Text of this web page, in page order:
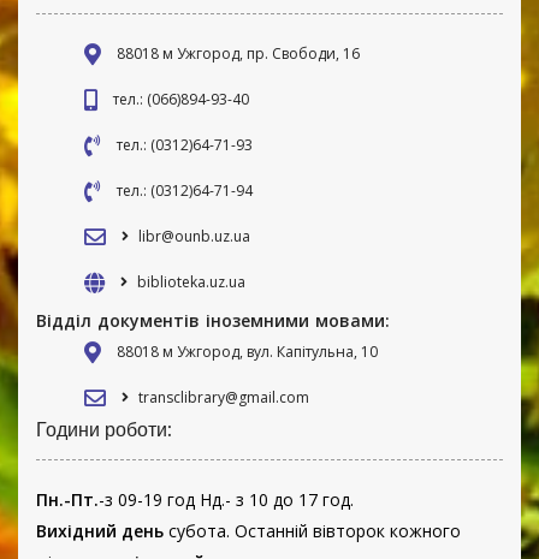
88018 м Ужгород, пр. Свободи, 16
тел.: (066)894-93-40
тел.: (0312)64-71-93
тел.: (0312)64-71-94
libr@ounb.uz.ua
biblioteka.uz.ua
Відділ документів іноземними мовами:
88018 м Ужгород, вул. Капітульна, 10
transclibrary@gmail.com
Години роботи:
Пн.-Пт.-з 09-19 год Нд.- з 10 до 17 год.
Вихідний день субота. Останній вівторок кожного